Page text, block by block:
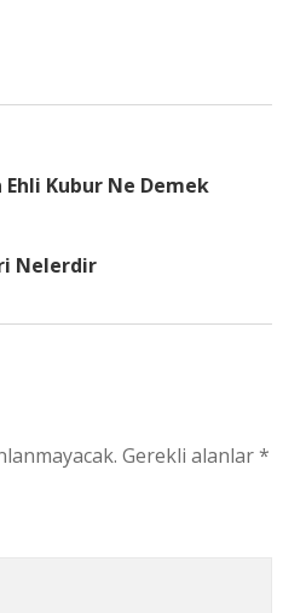
Kubur Ne Demek
Nelerdir
Gerekli alanlar*